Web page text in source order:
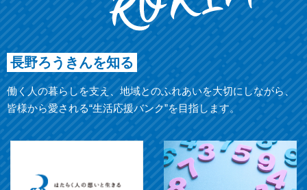
長野ろうきんを知る
働く人の暮らしを支え、地域とのふれあいを大切にしながら、
皆様から愛される“生活応援バンク”を目指します。